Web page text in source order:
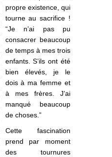
propre existence, qui
tourne au sacrifice !
“Je n’ai pas pu
consacrer beaucoup
de temps à mes trois
enfants. S’ils ont été
bien élevés, je le
dois à ma femme et
à mes frères. J’ai
manqué beaucoup
de choses.”
Cette fascination
prend par moment
des tournures